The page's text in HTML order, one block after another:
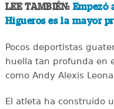
LEE TAMBIÉN: Empezó
Higueros es la mayor
Pocos deportistas
huella tan profunda en
como Andy Alexis
El atleta ha construido